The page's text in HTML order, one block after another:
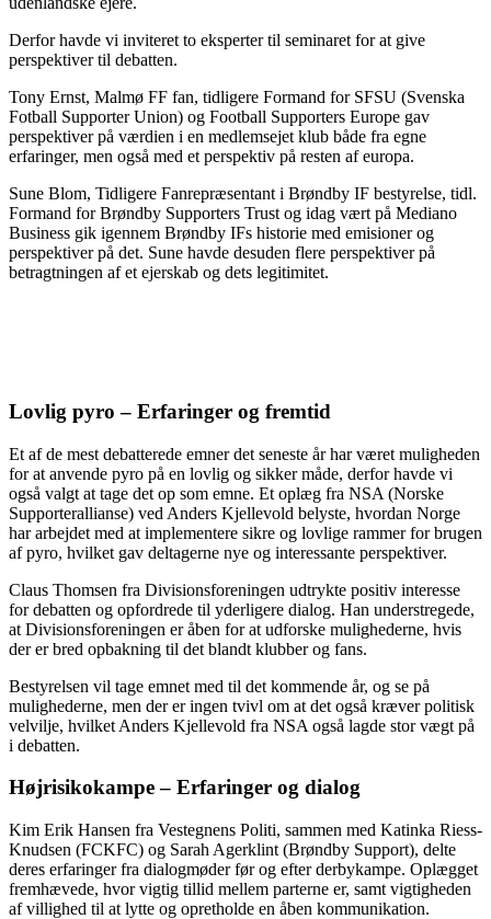
Derfor havde vi inviteret to eksperter til seminaret for at give
perspektiver til debatten.
Tony Ernst, Malmø FF fan, tidligere Formand for SFSU (Svenska
Fotball Supporter Union) og Football Supporters Europe gav
perspektiver på værdien i en medlemsejet klub både fra egne
erfaringer, men også med et perspektiv på resten af europa.
Sune Blom, Tidligere Fanrepræsentant i Brøndby IF bestyrelse, tidl.
Formand for Brøndby Supporters Trust og idag vært på Mediano
Business gik igennem Brøndby IFs historie med emisioner og
perspektiver på det. Sune havde desuden flere perspektiver på
betragtningen af et ejerskab og dets legitimitet.
Lovlig pyro – Erfaringer og fremtid
Et af de mest debatterede emner det seneste år har været muligheden
for at anvende pyro på en lovlig og sikker måde, derfor havde vi
også valgt at tage det op som emne. Et oplæg fra NSA (Norske
Supporterallianse) ved Anders Kjellevold belyste, hvordan Norge
har arbejdet med at implementere sikre og lovlige rammer for brugen
af pyro, hvilket gav deltagerne nye og interessante perspektiver.
Claus Thomsen fra Divisionsforeningen udtrykte positiv interesse
for debatten og opfordrede til yderligere dialog. Han understregede,
at Divisionsforeningen er åben for at udforske mulighederne, hvis
der er bred opbakning til det blandt klubber og fans.
Bestyrelsen vil tage emnet med til det kommende år, og se på
mulighederne, men der er ingen tvivl om at det også kræver politisk
velvilje, hvilket Anders Kjellevold fra NSA også lagde stor vægt på
i debatten.
Højrisikokampe – Erfaringer og dialog
Kim Erik Hansen fra Vestegnens Politi, sammen med Katinka Riess-
Knudsen (FCKFC) og Sarah Agerklint (Brøndby Support), delte
deres erfaringer fra dialogmøder før og efter derbykampe. Oplægget
fremhævede, hvor vigtig tillid mellem parterne er, samt vigtigheden
af villighed til at lytte og opretholde en åben kommunikation.